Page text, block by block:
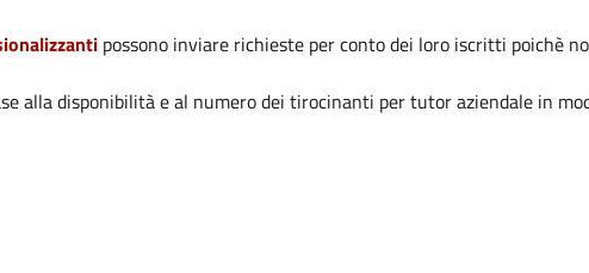
possono inviare richieste per conto dei loro iscritti poichè
alla disponibilità e al numero dei tirocinanti per tutor aziendale in